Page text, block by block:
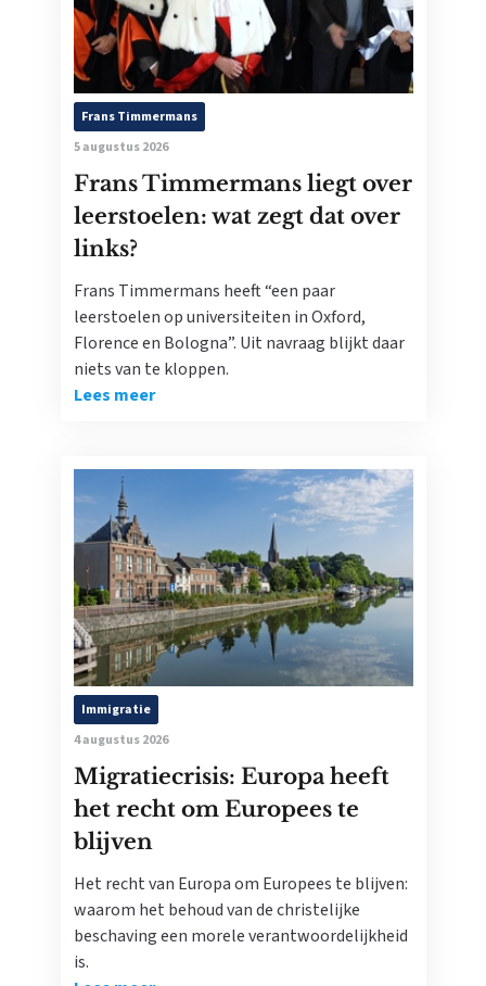
Frans Timmermans
5 augustus 2026
Frans Timmermans liegt over
leerstoelen: wat zegt dat over
links?
Frans Timmermans heeft “een paar
leerstoelen op universiteiten in Oxford,
Florence en Bologna”. Uit navraag blijkt daar
niets van te kloppen.
Lees meer
Immigratie
4 augustus 2026
Migratiecrisis: Europa heeft
het recht om Europees te
blijven
Het recht van Europa om Europees te blijven:
waarom het behoud van de christelijke
beschaving een morele verantwoordelijkheid
is.